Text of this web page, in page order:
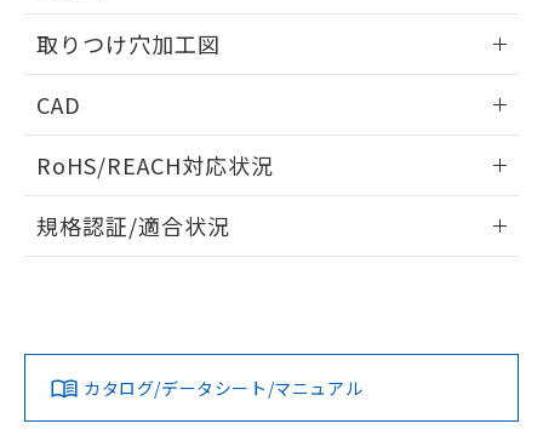
取りつけ穴加工図
CAD
ドすることができます。
ログイン/会員登録
ダウンロードデータをご利用いただく前に、以下を必ずお読
みください。
ソフトウェアの使用条件
RoHS/REACH対応状況
EU RoHS 注意事項・凡例
対応済み
規格認証/適合状況
カタログ/データシート/マニュアル
既に当社にて対応品への在庫切替を完了
していることから、特段のことがない限
り、2022年1月12日より割愛しておりま